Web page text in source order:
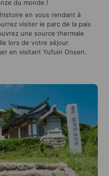
du monde !
en vous rendant à
visiter le parc de la paix
une source thermale
lors de votre séjour
en visitant Yufuin Onsen.